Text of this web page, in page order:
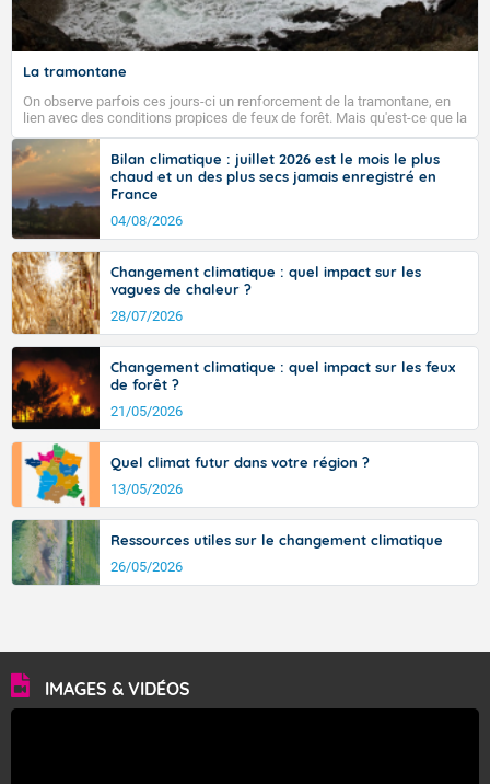
La tramontane
On observe parfois ces jours-ci un renforcement de la tramontane, en
lien avec des conditions propices de feux de forêt. Mais qu'est-ce que la
tramontane ? Quelles sont ses caractéristiques ? La tramontane est un
vent turbulent soufflant de secteur nord-ouest à nord, ou ouest à nord-
ouest, dans un secteur qui part du Roussillon à la vallée de l’Aude et à
l’ouest de l’Hérault. L’étymologie de ce vent vient du latin trasmontanus,
signifiant au-delà des monts, en allusion aux régions montagneuses
d’où provient ce vent.
Bilan climatique : juillet 2026 est le mois le plus
chaud et un des plus secs jamais enregistré en
France
04/08/2026
Changement climatique : quel impact sur les
vagues de chaleur ?
28/07/2026
Changement climatique : quel impact sur les feux
de forêt ?
21/05/2026
Quel climat futur dans votre région ?
13/05/2026
Ressources utiles sur le changement climatique
26/05/2026
IMAGES & VIDÉOS